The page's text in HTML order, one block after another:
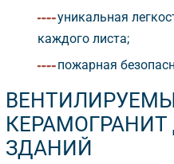
уникальная
каждого листа;
пожарная
ЗДАНИЙ